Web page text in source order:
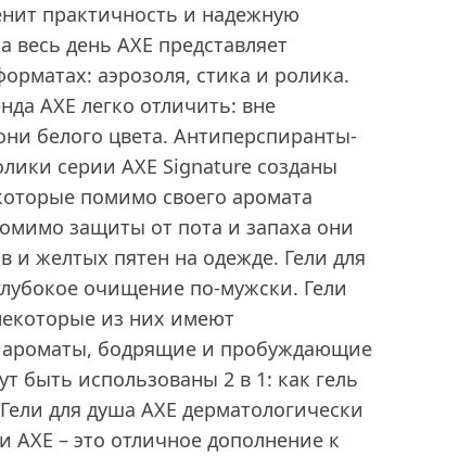
практичность и надежную
весь день AXE представляет
аэрозоля, стика и ролика.
AXE легко отличить: вне
белого цвета. Антиперспиранты-
серии AXE Signature созданы
помимо своего аромата
защиты от пота и запаха они
и желтых пятен на одежде. Гели для
очищение по-мужски. Гели
из них имеют
ароматы, бодрящие и пробуждающие
быть использованы 2 в 1: как гель
для душа AXE дерматологически
– это отличное дополнение к